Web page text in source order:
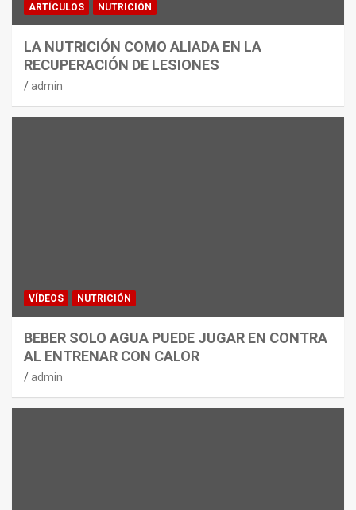
ARTÍCULOS NUTRICIÓN
LA NUTRICIÓN COMO ALIADA EN LA
RECUPERACIÓN DE LESIONES
admin
VÍDEOS NUTRICIÓN
BEBER SOLO AGUA PUEDE JUGAR EN CONTRA
AL ENTRENAR CON CALOR
admin